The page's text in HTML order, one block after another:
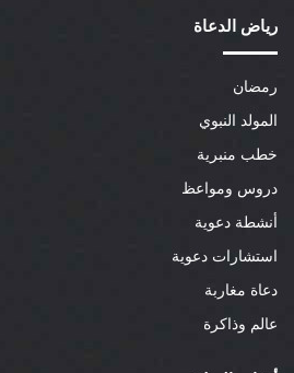
رياض الدعاة
رمضان
المولد النبوي
خطب منبرية
دروس ومواعظ
أنشطة دعوية
استشارات دعوية
دعاة مغاربة
عالم وذاكرة